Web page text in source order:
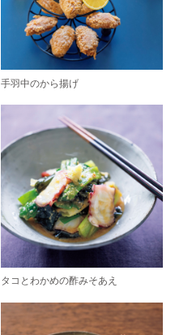
手羽中のから揚げ
タコとわかめの酢みそあえ